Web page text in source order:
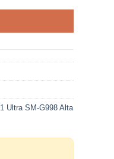
Ultra SM-G998 Alta